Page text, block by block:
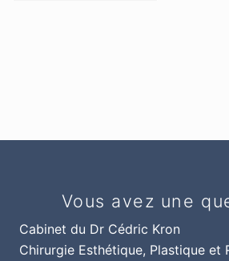
Vous avez une
Cabinet du Dr Cédric Kron
Chirurgie Esthétique, Plastique et